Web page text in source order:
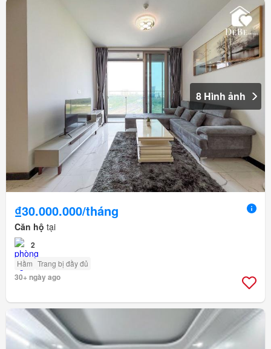
8 Hình ảnh
₫30.000.000/tháng
Căn hộ tại
2
Hầm Trang bị đầy đủ
30+ ngày ago